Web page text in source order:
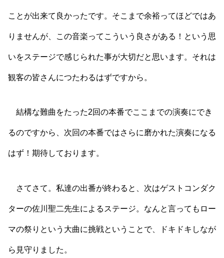
ことが出来て良かったです。そこまで余裕ってほどではあ
りませんが、この音楽ってこういう良さがある！という思
いをステージで感じられた事が大切だと思います。それは
観客の皆さんにつたわるはずですから。
結構な難曲をたった2回の本番でここまでの演奏にでき
るのですから、次回の本番ではさらに磨かれた演奏になる
はず！期待しております。
さてさて。私達の出番が終わると、次はゲストコンダク
ターの佐川聖二先生によるステージ。なんと言ってもロー
マの祭りという大曲に挑戦ということで、ドキドキしなが
ら見守りました。